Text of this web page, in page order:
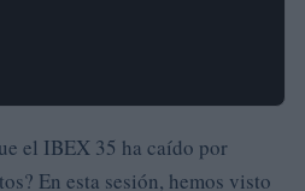
el IBEX 35 ha caído por
En esta sesión, hemos visto